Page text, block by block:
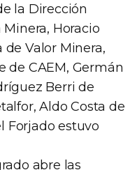
la Dirección
Horacio
de Valor Minera,
de CAEM, Germán
Berri de
Aldo Costa de
Forjado estuvo
abre las